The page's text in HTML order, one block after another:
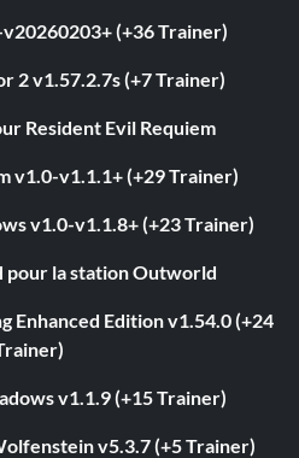
(+36 Trainer)
2 v1.57.2.7s (+7 Trainer)
Resident Evil Requiem
v1.0-v1.1.1+ (+29 Trainer)
v1.0-v1.1.8+ (+23 Trainer)
pour la station Outworld
Enhanced Edition v1.54.0 (+24
v1.1.9 (+15 Trainer)
v5.3.7 (+5 Trainer)